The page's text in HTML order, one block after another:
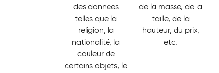
des données
telles que la
religion, la
nationalité, la
couleur de
certains objets, le
de la masse, de la
taille, de la
hauteur, du prix,
etc.